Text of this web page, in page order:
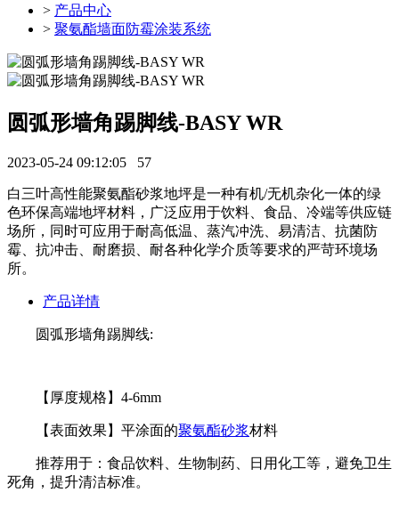
> 产品中心
> 聚氨酯墙面防霉涂装系统
圆弧形墙角踢脚线-BASY WR
2023-05-24 09:12:05 57
白三叶高性能聚氨酯砂浆地坪是一种有机/无机杂化一体的绿
色环保高端地坪材料，广泛应用于饮料、食品、冷端等供应链
场所，同时可应用于耐高低温、蒸汽冲洗、易清洁、抗菌防
霉、抗冲击、耐磨损、耐各种化学介质等要求的严苛环境场
所。
产品详情
圆弧形墙角踢脚线:
【厚度规格】4-6mm
【表面效果】平涂面的聚氨酯砂浆材料
推荐用于：食品饮料、生物制药、日用化工等，避免卫生
死角，提升清洁标准。